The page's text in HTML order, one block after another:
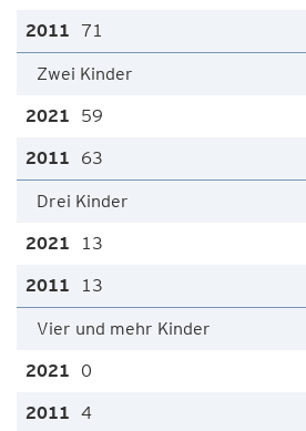
71
Zwei Kinder
59
63
Drei Kinder
13
13
Vier und mehr Kinder
0
4